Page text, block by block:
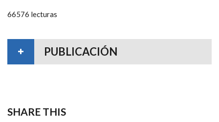
66576 lecturas
PUBLICACIÓN
SHARE THIS